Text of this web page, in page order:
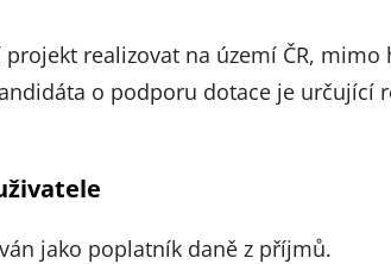
realizovat na území ČR, mimo
o podporu dotace je určující
jako poplatník daně z příjmů.